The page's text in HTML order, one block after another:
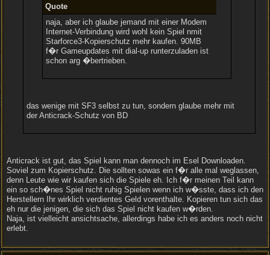
Quote
naja, aber ich glaube jemand mit einer Modem
Internet-Verbindung wird wohl kein Spiel nmit
Starforce3-Kopierschutz mehr kaufen. 90MB
f�r Gameupdates mit dial-up runterzuladen ist
schon arg �bertrieben.
das wenige mit SF3 selbst zu tun, sondern glaube mehr mit
der Anticrack-Schutz von BD
Anticrack ist gut, das Spiel kann man dennoch im Esel Downloaden.
Soviel zum Kopierschutz. Die sollten sowas ein f�r alle mal weglassen,
denn Leute wie wir kaufen sich die Spiele eh. Ich f�r meinen Teil kann
ein so sch�nes Spiel nicht ruhig Spielen wenn ich w�sste, dass ich den
Herstellern Ihr wirklich verdientes Geld vorenthalte. Kopieren tun sich das
eh nur die jenigen, die sich das Spiel nicht kaufen w�rden.
Naja, ist vielleicht ansichtsache, allerdings habe ich es anders noch nicht
erlebt.